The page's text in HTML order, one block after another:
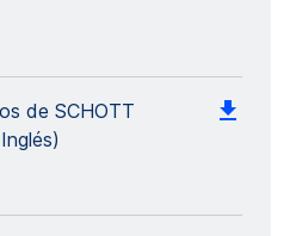
de SCHOTT